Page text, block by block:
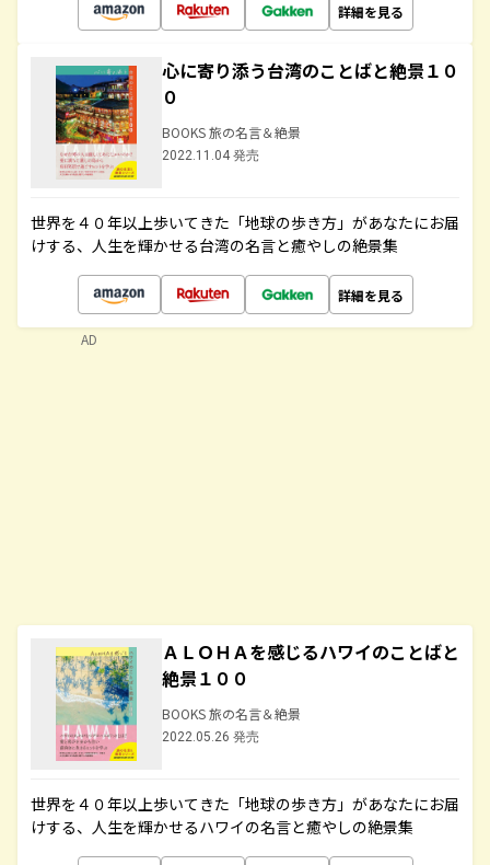
詳細を見る
心に寄り添う台湾のことばと絶景１０
０
BOOKS 旅の名言＆絶景
2022.11.04 発売
世界を４０年以上歩いてきた「地球の歩き方」があなたにお届
けする、人生を輝かせる台湾の名言と癒やしの絶景集
詳細を見る
ＡＬＯＨＡを感じるハワイのことばと
絶景１００
BOOKS 旅の名言＆絶景
2022.05.26 発売
世界を４０年以上歩いてきた「地球の歩き方」があなたにお届
けする、人生を輝かせるハワイの名言と癒やしの絶景集
AD